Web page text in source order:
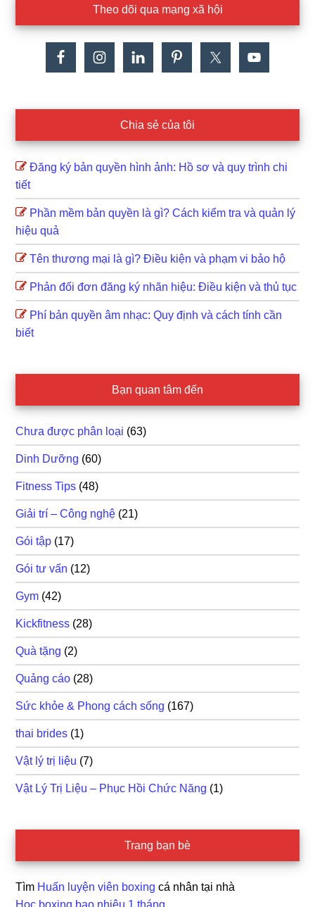
Theo dõi qua mạng xã hội
Chia sẻ của tôi
Đăng ký bản quyền hình ảnh: Hồ sơ và quy trình chi
tiết
Phần mềm bản quyền là gì? Cách kiểm tra và quản lý
hiệu quả
Tên thương mại là gì? Điều kiện và phạm vi bảo hộ
Phản đối đơn đăng ký nhãn hiệu: Điều kiện và thủ tục
Phí bản quyền âm nhạc: Quy định và cách tính cần
biết
Bạn quan tâm đến
Chưa được phân loại (63)
Dinh Dưỡng (60)
Fitness Tips (48)
Giải trí – Công nghệ (21)
Gói tập (17)
Gói tư vấn (12)
Gym (42)
Kickfitness (28)
Quà tặng (2)
Quảng cáo (28)
Sức khỏe & Phong cách sống (167)
thai brides (1)
Vật lý trị liệu (7)
Vật Lý Trị Liệu – Phục Hồi Chức Năng (1)
Trang bạn bè
Tìm Huấn luyện viên boxing cá nhân tại nhà